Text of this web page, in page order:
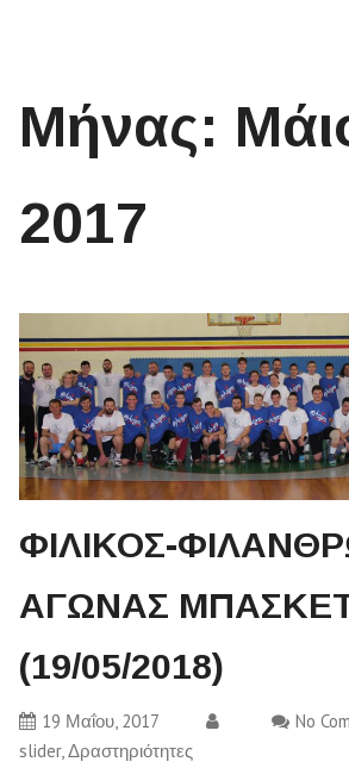
Μήνας:
2017
ΦΙΛΙΚΟΣ-
ΑΓΩΝΑΣ
(19/05/2018)
19 Μαΐου, 2017
No
slider, Δραστηριότητες